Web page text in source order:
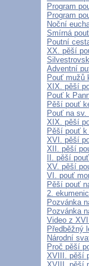
Program
Program
Noční
Smírná
Poutní
XX. pěší
Adventní
Pouť mužů
XIX. pěší
Pouť k
Pěší pouť
Pouť na
XIX. pěší
Pěší pouť
XVI. pěší
XII. pěší
II. pěší
XV. pěší
VI. pouť
Pěší pouť
2.
Pozvánka
Pozvánka
Video z
Předběžný
Národní
Proč pěší
XVIII. pěší